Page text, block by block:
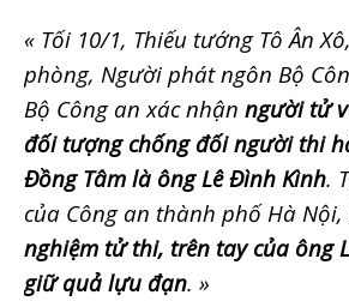
« Tối 10/1, Thiếu tướng Tô Ân
phòng, Người phát ngôn Bộ
Bộ Công an xác nhận người tử
đối tượng chống đối người thi
Đồng Tâm là ông Lê Đình Kình.
của Công an thành phố Hà Nội,
nghiệm tử thi, trên tay của ông
giữ quả lựu đạn. »